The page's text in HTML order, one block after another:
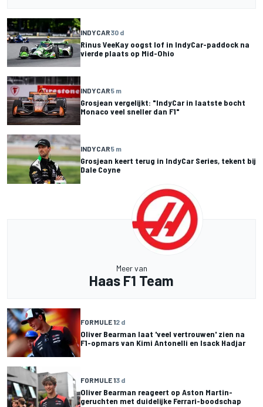
INDYCAR30 d
Rinus VeeKay oogst lof in IndyCar-paddock na
vierde plaats op Mid-Ohio
INDYCAR5 m
Grosjean vergelijkt: "IndyCar in laatste bocht
Monaco veel sneller dan F1"
INDYCAR5 m
Grosjean keert terug in IndyCar Series, tekent bij
Dale Coyne
Meer van
Haas F1 Team
FORMULE 12 d
Oliver Bearman laat 'veel vertrouwen' zien na
F1-opmars van Kimi Antonelli en Isack Hadjar
FORMULE 13 d
Oliver Bearman reageert op Aston Martin-
geruchten met duidelijke Ferrari-boodschap